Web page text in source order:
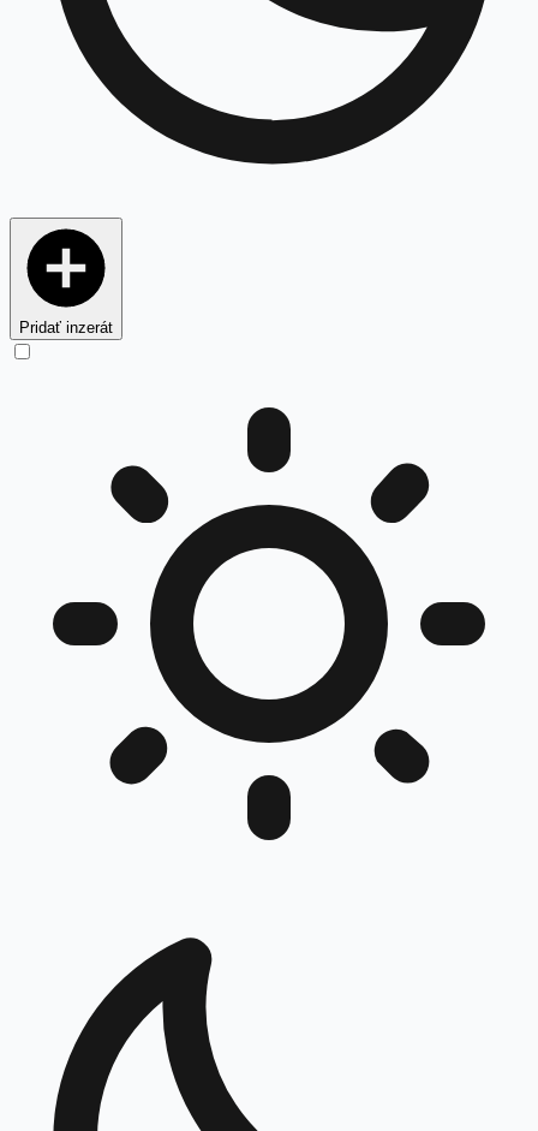
Pridať inzerát